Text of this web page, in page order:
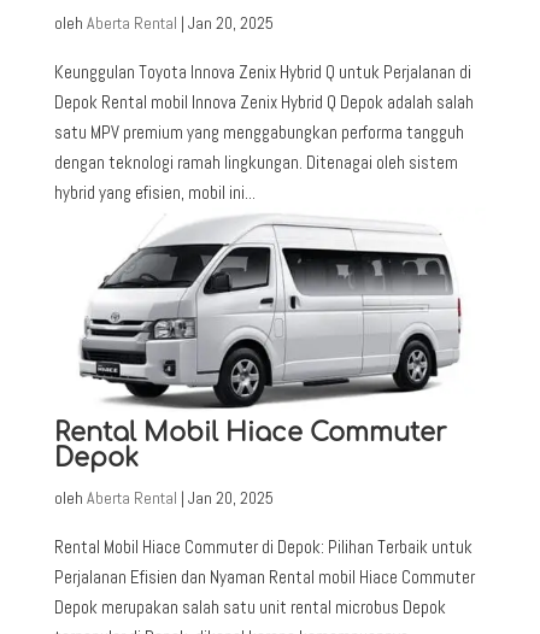
oleh Aberta Rental | Jan 20, 2025
Keunggulan Toyota Innova Zenix Hybrid Q untuk Perjalanan di
Depok Rental mobil Innova Zenix Hybrid Q Depok adalah salah
satu MPV premium yang menggabungkan performa tangguh
dengan teknologi ramah lingkungan. Ditenagai oleh sistem
hybrid yang efisien, mobil ini...
Rental Mobil Hiace Commuter
Depok
oleh Aberta Rental | Jan 20, 2025
Rental Mobil Hiace Commuter di Depok: Pilihan Terbaik untuk
Perjalanan Efisien dan Nyaman Rental mobil Hiace Commuter
Depok merupakan salah satu unit rental microbus Depok